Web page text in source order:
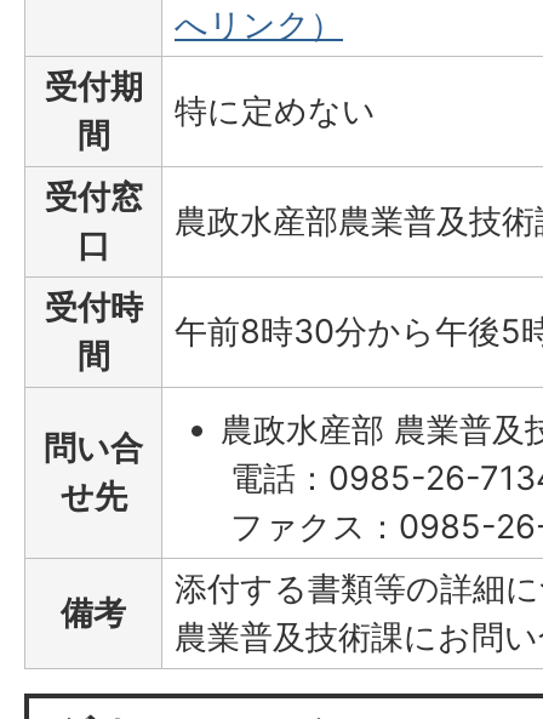
へリンク）
受付期
間
特に定めない
受付窓
口
農政水産部農業普及技術
受付時
間
午前8時30分から午後5
問い合
せ先
農政水産部 農業普及
電話：0985-26-
ファクス：0985-
備考
添付する書類等の詳細
農業普及技術課にお問